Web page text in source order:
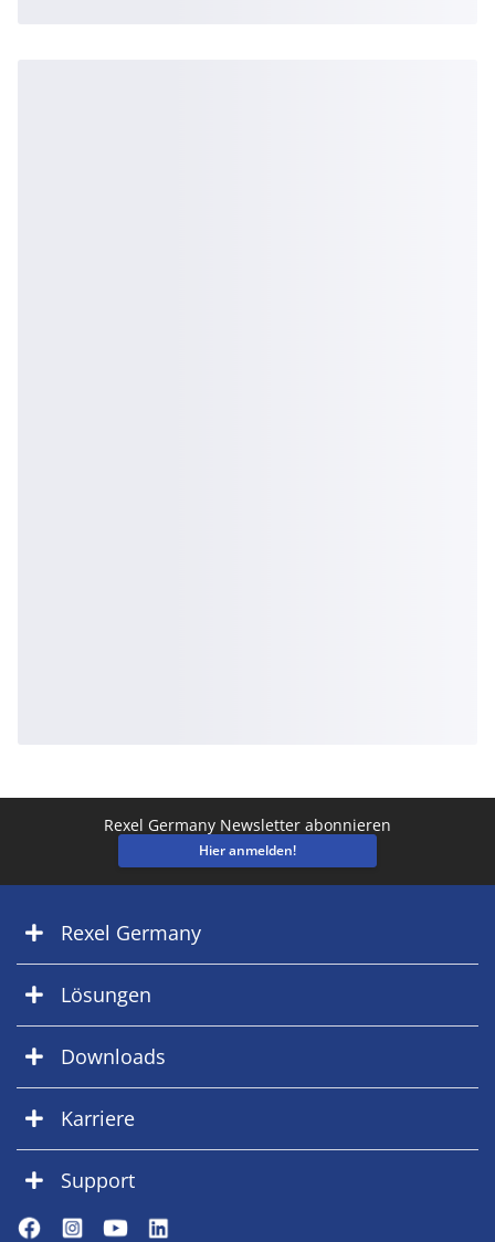
Rexel Germany Newsletter abonnieren
Hier anmelden!
Rexel Germany
Lösungen
Downloads
Karriere
Support